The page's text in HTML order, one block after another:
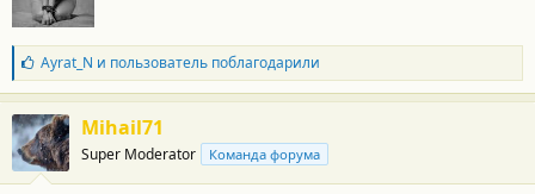
Б
л
а
г
о
д
а
Ayrat_N и пользовательпоблагодарили
Mihail71
Super Moderator Команда форума